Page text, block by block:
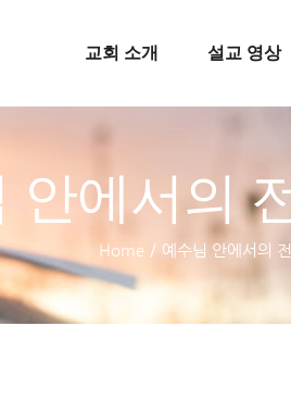
교회 소개 설교 영상
안에서의
Home / 예수님 안에서의